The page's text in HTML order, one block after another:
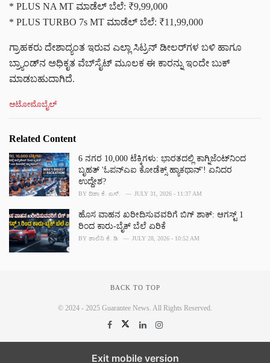
* PLUS NA MT ಮಾಡೆಲ್ ಬೆಲೆ: ₹9,99,000
* PLUS TURBO 7s MT ಮಾಡೆಲ್ ಬೆಲೆ: ₹11,99,000
ಗ್ರಾಹಕರು ದೇಶಾದ್ಯಂತ ಇರುವ ಎಲ್ಲಾ ಸಿಟ್ರನ್ ಡೀಲರ್‌ಗಳ ಬಳಿ ಹಾಗೂ
ಬ್ರ್ಯಾಂಡ್‌ನ ಅಧಿಕೃತ ವೆಬ್‌ಸೈಟ್ ಮೂಲಕ ಈ ಕಾರನ್ನು ಇಂದೇ ಬುಕ್
ಮಾಡಬಹುದಾಗಿದೆ.
C
e
o
r
i
e
:
ಆಟೋಮೊಬೈಲ್
Related Content
6 ನಗರ 10,000 ಟೆಕ್ಕಿಗಳು: ಭಾರತದಲ್ಲಿ ಕಾಗ್ನಿಜೆಂಟ್‌ನಿಂದ
ಬೃಹತ್ 'ಓಪನ್‌ಎಐ ಕೋಡೆಕ್ಸ್‌ ಹ್ಯಾಕಥಾನ್'! ಏನಿದರ
ಉದ್ದೇಶ?
BY ದಿಶಾ ಕೆ. ಎಸ್. JULY 31, 2026 - 11:37 AM
ಹೊಸ ವಾಹನ ಖರೀದಿಸುವವರಿಗೆ ಬಿಗ್ ಶಾಕ್‌: ಆಗಸ್ಟ್ 1
ರಿಂದ ಕಾರು-ಬೈಕ್ ಬೆಲೆ ಏರಿಕೆ
BY ಶಾಲಿನಿ ಕೆ. ಡಿ JULY 28, 2026 - 10:52 AM
BACK TO TOP
© 2024 - 2025 Guarantee News. All Rights Reserved.
Exit mobile version